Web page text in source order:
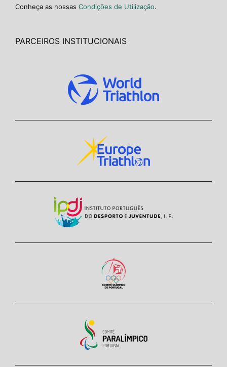
Conheça as nossas Condições de Utilização.
PARCEIROS INSTITUCIONAIS